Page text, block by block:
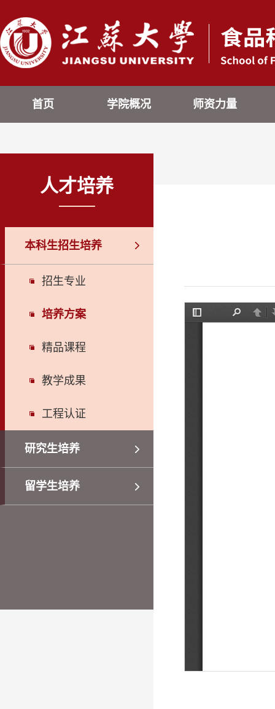
首页 学院概况 师资力量
人才培养
本科生招生培养
招生专业
培养方案
精品课程
教学成果
工程认证
研究生培养
留学生培养